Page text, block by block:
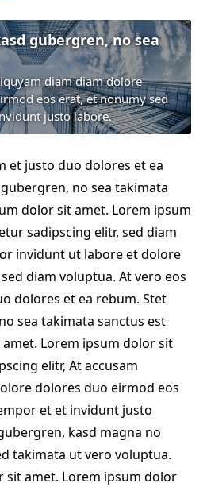
gubergren, no sea
diam diam dolore
eos erat, et nonumy sed
justo labore.
et justo duo dolores et ea
no sea takimata
dolor sit amet. Lorem ipsum
sadipscing elitr, sed diam
invidunt ut labore et dolore
diam voluptua. At vero eos
dolores et ea rebum. Stet
sea takimata sanctus est
Lorem ipsum dolor sit
elitr, At accusam
dolores duo eirmod eos
et et invidunt justo
kasd magna no
takimata ut vero voluptua.
sit amet. Lorem ipsum dolor